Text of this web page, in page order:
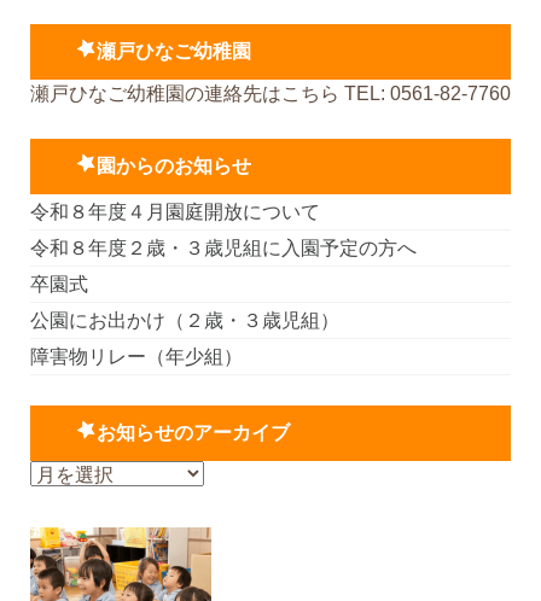
瀬戸ひなご幼稚園
瀬戸ひなご幼稚園の連絡先はこちら TEL: 0561-82-7760
園からのお知らせ
令和８年度４月園庭開放について
令和８年度２歳・３歳児組に入園予定の方へ
卒園式
公園にお出かけ（２歳・３歳児組）
障害物リレー（年少組）
お知らせのアーカイブ
お
ら
せ
の